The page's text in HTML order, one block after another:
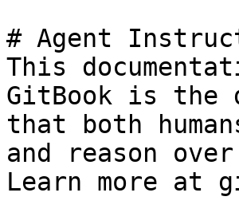
# Agent
This
GitBook is the
that both
and reason
Learn more at